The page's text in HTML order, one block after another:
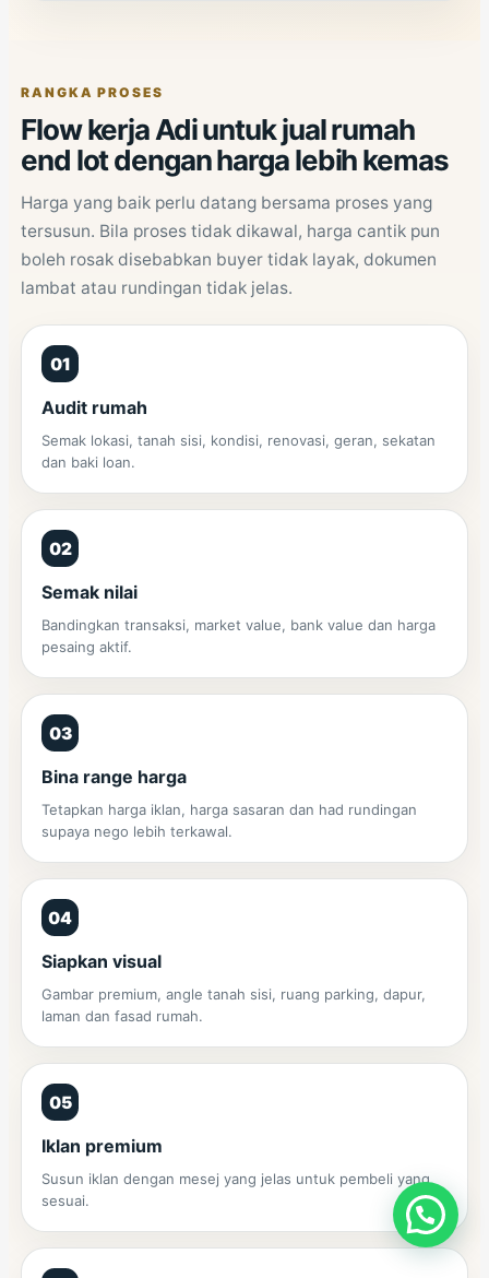
RANGKA PROSES
Flow kerja Adi untuk jual rumah
end lot dengan harga lebih kemas
Harga yang baik perlu datang bersama proses yang
tersusun. Bila proses tidak dikawal, harga cantik pun
boleh rosak disebabkan buyer tidak layak, dokumen
lambat atau rundingan tidak jelas.
01
Audit rumah
Semak lokasi, tanah sisi, kondisi, renovasi, geran, sekatan
dan baki loan.
02
Semak nilai
Bandingkan transaksi, market value, bank value dan harga
pesaing aktif.
03
Bina range harga
Tetapkan harga iklan, harga sasaran dan had rundingan
supaya nego lebih terkawal.
04
Siapkan visual
Gambar premium, angle tanah sisi, ruang parking, dapur,
laman dan fasad rumah.
05
Iklan premium
Susun iklan dengan mesej yang jelas untuk pembeli yang
sesuai.